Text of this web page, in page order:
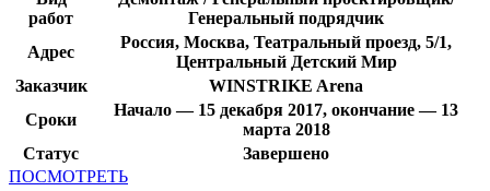
работ
Генеральный подрядчик
Адрес
Россия, Москва, Театральный проезд, 5/1,
Центральный Детский Мир
Заказчик
WINSTRIKE Arena
Сроки
Начало — 15 декабря 2017, окончание — 13
марта 2018
Статус
Завершено
ПОСМОТРЕТЬ